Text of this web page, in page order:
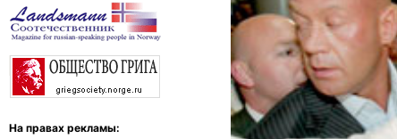
На правах рекламы: